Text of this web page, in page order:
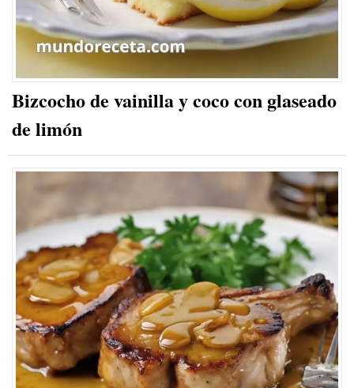
Bizcocho de vainilla y coco con glaseado
de limón